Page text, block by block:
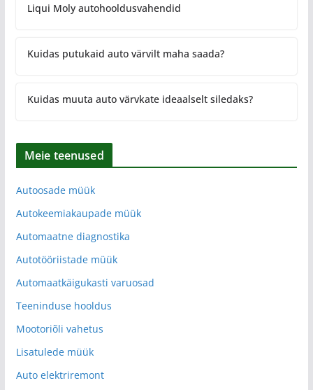
Liqui Moly autohooldusvahendid
Kuidas putukaid auto värvilt maha saada?
Kuidas muuta auto värvkate ideaalselt siledaks?
Meie teenused
Autoosade müük
Autokeemiakaupade müük
Automaatne diagnostika
Autotööriistade müük
Automaatkäigukasti varuosad
Teeninduse hooldus
Mootoriõli vahetus
Lisatulede müük
Auto elektriremont